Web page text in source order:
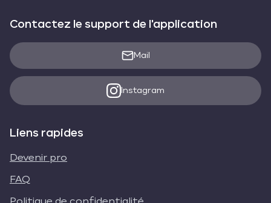
Contactez le support de l'application
Mail
Instagram
Liens rapides
Devenir pro
FAQ